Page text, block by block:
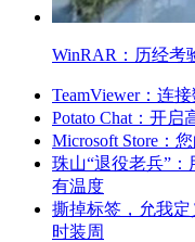
WinRAR：历经考
TeamViewer：连
Potato Chat：开
Microsoft Store：
珠山“退役老兵”
有温度
撕掉标签，允我
时装周